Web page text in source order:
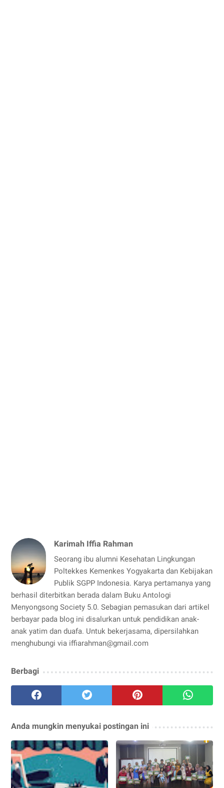
Karimah Iffia Rahman
Seorang ibu alumni Kesehatan Lingkungan
Poltekkes Kemenkes Yogyakarta dan Kebijakan
Publik SGPP Indonesia. Karya pertamanya yang
berhasil diterbitkan berada dalam Buku Antologi
Menyongsong Society 5.0. Sebagian pemasukan dari artikel
berbayar pada blog ini disalurkan untuk pendidikan anak-
anak yatim dan duafa. Untuk bekerjasama, dipersilahkan
menghubungi via iffiarahman@gmail.com
Berbagi
Anda mungkin menyukai postingan ini